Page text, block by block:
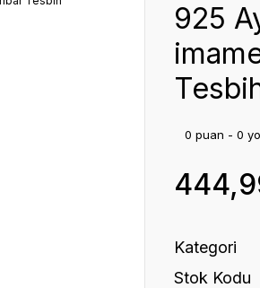
925
0 puan - 0
Kategori
Stok Kodu